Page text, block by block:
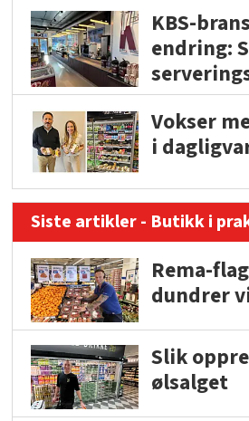
KBS-
endring:
Vokser
i
Siste artikler - Butikk i
Rema-
dundrer
Slik
ølsalget